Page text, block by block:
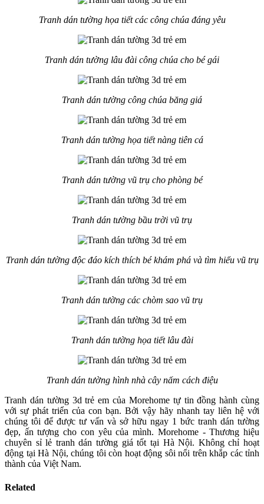
Tranh dán tường họa tiết các công chúa đáng yêu
Tranh dán tường lâu đài công chúa cho bé gái
Tranh dán tường công chúa băng giá
Tranh dán tường họa tiết nàng tiên cá
Tranh dán tường vũ trụ cho phòng bé
Tranh dán tường bầu trời vũ trụ
Tranh dán tường độc đáo kích thích bé khám phá và tìm hiểu vũ trụ
Tranh dán tường các chòm sao vũ trụ
Tranh dán tường họa tiết lâu đài
Tranh dán tường hình nhà cây nấm cách điệu
Tranh dán tường 3d trẻ em của Morehome tự tin đồng hành cùng
với sự phát triển của con bạn. Bởi vậy hãy nhanh tay liên hệ với
chúng tôi để được tư vấn và sở hữu ngay 1 bức tranh dán tường
đẹp, ấn tượng cho con yêu của mình. Morehome - Thương hiệu
chuyên sỉ lẻ tranh dán tường giá tốt tại Hà Nội. Không chỉ hoạt
động tại Hà Nội, chúng tôi còn hoạt động sôi nổi trên khắp các tỉnh
thành của Việt Nam.
Related